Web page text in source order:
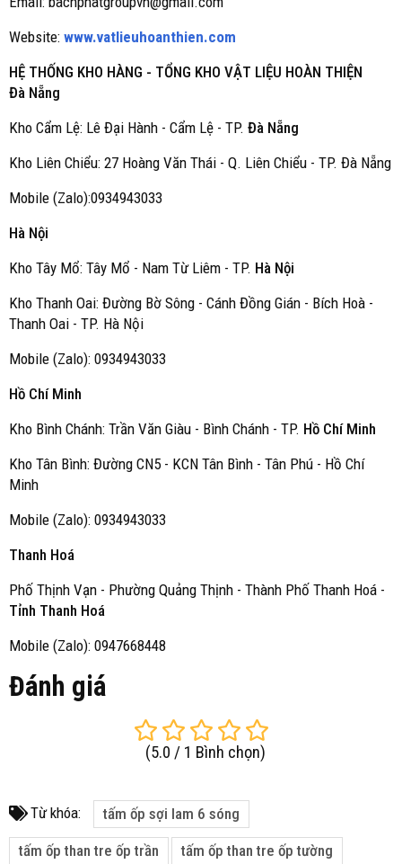
Website: www.vatlieuhoanthien.com
HỆ THỐNG KHO HÀNG - TỔNG KHO VẬT LIỆU HOÀN THIỆN
Đà Nẵng
Kho Cẩm Lệ: Lê Đại Hành - Cẩm Lệ - TP. Đà Nẵng
Kho Liên Chiểu: 27 Hoàng Văn Thái - Q. Liên Chiểu - TP. Đà Nẵng
Mobile (Zalo):0934943033
Hà Nội
Kho Tây Mổ: Tây Mổ - Nam Từ Liêm - TP. Hà Nội
Kho Thanh Oai: Đường Bờ Sông - Cánh Đồng Gián - Bích Hoà -
Thanh Oai - TP. Hà Nội
Mobile (Zalo): 0934943033
Hồ Chí Minh
Kho Bình Chánh: Trần Văn Giàu - Bình Chánh - TP. Hồ Chí Minh
Kho Tân Bình: Đường CN5 - KCN Tân Bình - Tân Phú - Hồ Chí
Minh
Mobile (Zalo): 0934943033
Thanh Hoá
Phố Thịnh Vạn - Phường Quảng Thịnh - Thành Phố Thanh Hoá -
Tỉnh Thanh Hoá
Mobile (Zalo): 0947668448
Đánh giá
(5.0 / 1 Bình chọn)
Từ khóa: tấm ốp sợi lam 6 sóng
tấm ốp than tre ốp trần tấm ốp than tre ốp tường